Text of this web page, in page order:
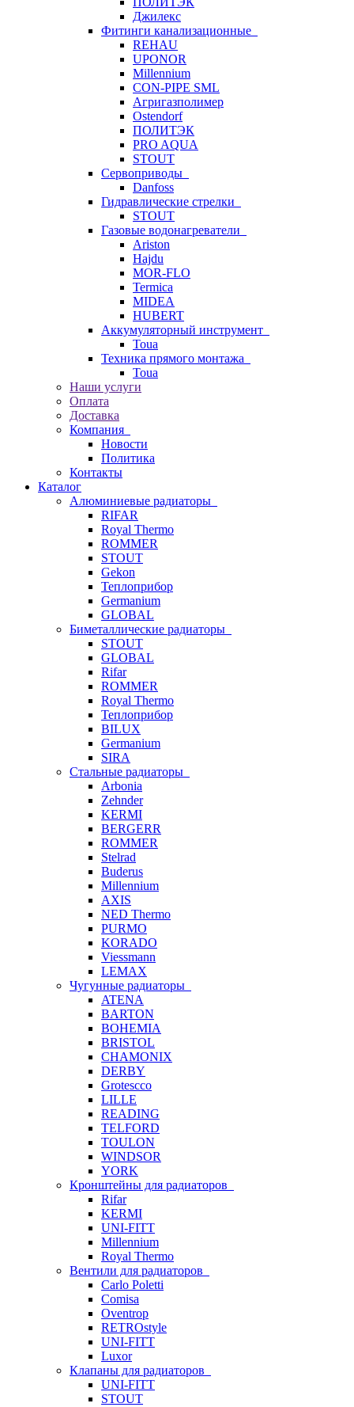
Джилекс
Фитинги канализационные
REHAU
UPONOR
Millennium
CON-PIPE SML
Агригазполимер
Ostendorf
ПОЛИТЭК
PRO AQUA
STOUT
Сервоприводы
Danfoss
Гидравлические стрелки
STOUT
Газовые водонагреватели
Ariston
Hajdu
MOR-FLO
Termica
MIDEA
HUBERT
Аккумуляторный инструмент
Toua
Техника прямого монтажа
Toua
Наши услуги
Оплата
Доставка
Компания
Новости
Политика
Контакты
Каталог
Алюминиевые радиаторы
RIFAR
Royal Thermo
ROMMER
STOUT
Gekon
Теплоприбор
Germanium
GLOBAL
Биметаллические радиаторы
STOUT
GLOBAL
Rifar
ROMMER
Royal Thermo
Теплоприбор
BILUX
Germanium
SIRA
Стальные радиаторы
Arbonia
Zehnder
KERMI
BERGERR
ROMMER
Stelrad
Buderus
Millennium
AXIS
NED Thermo
PURMO
KORADO
Viessmann
LEMAX
Чугунные радиаторы
ATENA
BARTON
BOHEMIA
BRISTOL
CHAMONIX
DERBY
Grotescco
LILLE
READING
TELFORD
TOULON
WINDSOR
YORK
Кронштейны для радиаторов
Rifar
KERMI
UNI-FITT
Millennium
Royal Thermo
Вентили для радиаторов
Carlo Poletti
Comisa
Oventrop
RETROstyle
UNI-FITT
Luxor
Клапаны для радиаторов
UNI-FITT
STOUT